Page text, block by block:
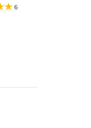
6